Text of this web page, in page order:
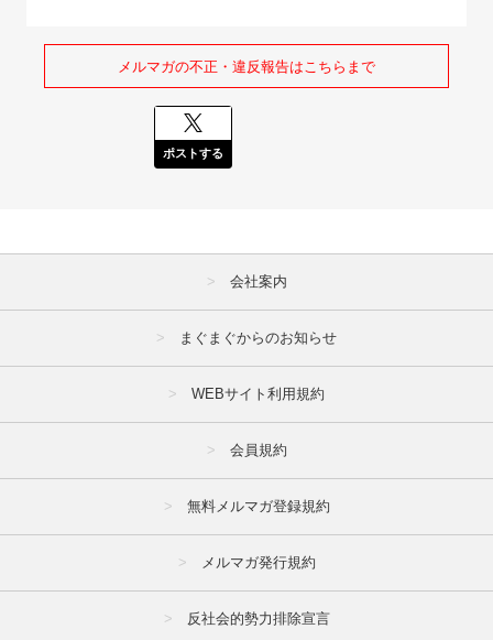
メルマガの不正・違反報告はこちらまで
ポストする
会社案内
まぐまぐからのお知らせ
WEBサイト利用規約
会員規約
無料メルマガ登録規約
メルマガ発行規約
反社会的勢力排除宣言